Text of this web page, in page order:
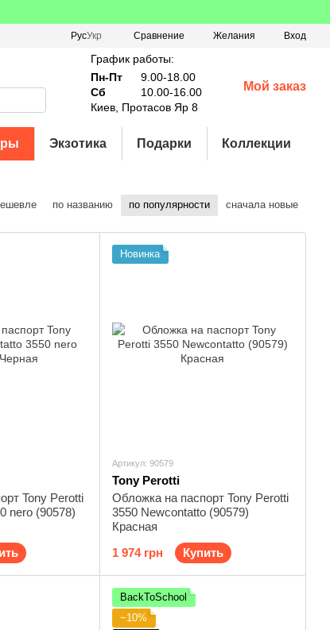
РусУкр Сравнение Желания Вход
График работы:
Пн-Пт
9.00-18.00
Сб
10.00-16.00
Киев, Протасов Яр 8
Мой заказ
Экзотика Подарки Коллекции
по названию по популярности сначала новые
Tony Perotti
nero (90578)
Новинка
Артикул: 90579
Tony Perotti
Обложка на паспорт Tony Perotti
3550 Newcontatto (90579)
Красная
1 974 грн
Купить
BackToSchool
−10%